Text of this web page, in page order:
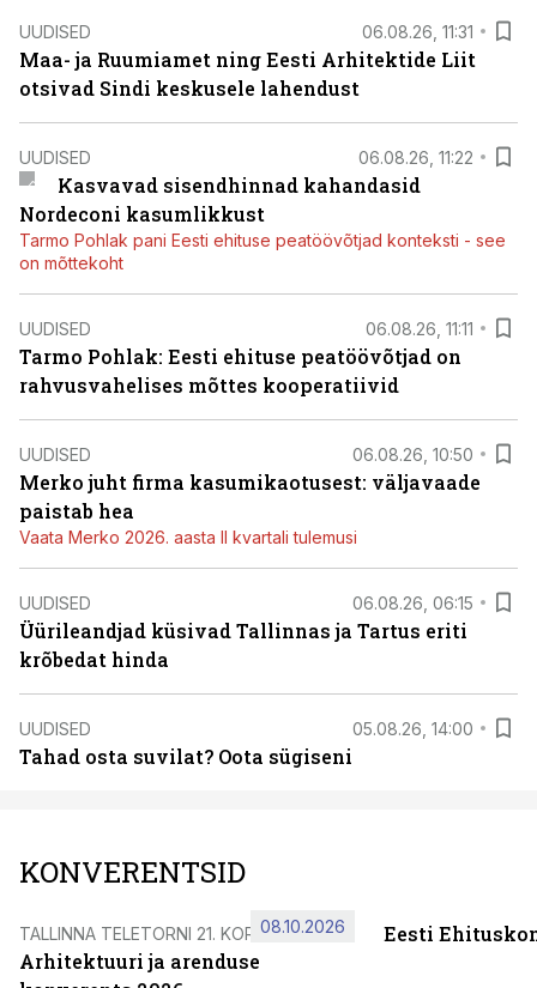
UUDISED 06.08.26, 11:31
Maa- ja Ruumiamet ning Eesti Arhitektide Liit
otsivad Sindi keskusele lahendust
UUDISED 06.08.26, 11:22
Kasvavad sisendhinnad kahandasid
Nordeconi kasumlikkust
Tarmo Pohlak pani Eesti ehituse peatöövõtjad konteksti - see
on mõttekoht
UUDISED 06.08.26, 11:11
Tarmo Pohlak: Eesti ehituse peatöövõtjad on
rahvusvahelises mõttes kooperatiivid
UUDISED 06.08.26, 10:50
Merko juht firma kasumikaotusest: väljavaade
paistab hea
Vaata Merko 2026. aasta II kvartali tulemusi
UUDISED 06.08.26, 06:15
Üürileandjad küsivad Tallinnas ja Tartus eriti
krõbedat hinda
UUDISED 05.08.26, 14:00
Tahad osta suvilat? Oota sügiseni
KONVERENTSID
TALLINNA TELETORNI 21. KORRUSEL
Arhitektuuri ja arenduse
08.10.2026 Eesti